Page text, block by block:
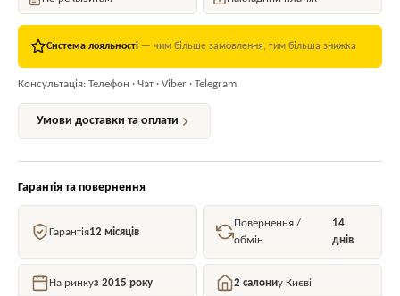
Система лояльності — чим більше замовлення, тим більша знижка
Консультація: Телефон · Чат · Viber · Telegram
Умови доставки та оплати
Гарантія та повернення
Гарантія12 місяців
Повернення /
обмін
14
днів
На ринкуз 2015 року 2 салониу Києві